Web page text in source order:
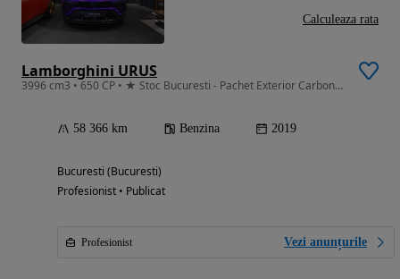
Lamborghini URUS
3996 cm3 • 650 CP • ★ Stoc Bucuresti - Pachet Exterior Carbon Mansory
58 366 km Benzina 2019
Bucuresti (Bucuresti)
Profesionist • Publicat
Profesionist Vezi anunțurile
Calculeaza rata